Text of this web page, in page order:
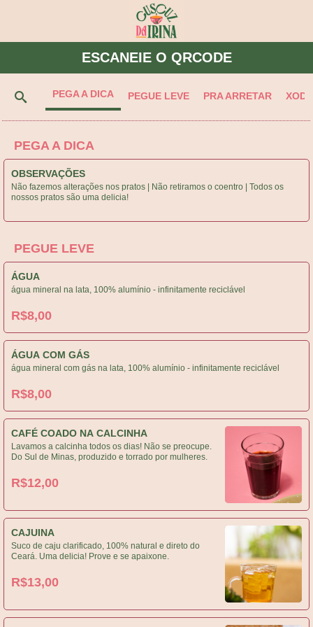
ESCANEIE O QRCODE
PEGA A DICA PEGUE LEVE PRA ARRETAR
PEGA A DICA
OBSERVAÇÕES
Não fazemos alterações nos pratos | Não retiramos o coentro | Todos os
nossos pratos são uma delicia!
PEGUE LEVE
ÁGUA
água mineral na lata, 100% alumínio - infinitamente reciclável
R$8,00
ÁGUA COM GÁS
água mineral com gás na lata, 100% alumínio - infinitamente reciclável
R$8,00
CAFÉ COADO NA CALCINHA
Lavamos a calcinha todos os dias! Não se preocupe.
Do Sul de Minas, produzido e torrado por mulheres.
R$12,00
CAJUINA
Suco de caju clarificado, 100% natural e direto do
Ceará. Uma delicia! Prove e se apaixone.
R$13,00